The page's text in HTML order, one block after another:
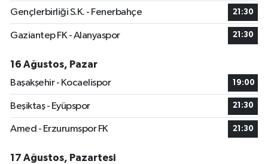
Gençlerbirliği S.K. - Fenerbahçe 21:30
Gaziantep FK - Alanyaspor 21:30
16 Ağustos, Pazar
Başakşehir - Kocaelispor
19:00
Beşiktaş - Eyüpspor 21:30
Amed - Erzurumspor FK 21:30
17 Ağustos, Pazartesi